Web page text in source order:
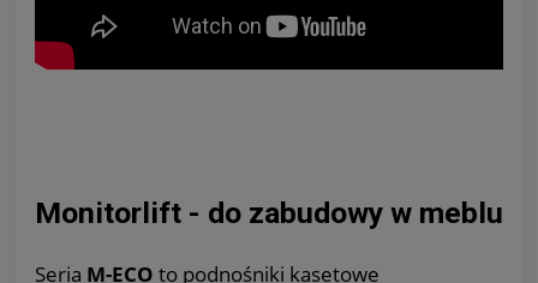
Monitorlift - do zabudowy w meblu
Seria M-ECO to podnośniki kasetowe